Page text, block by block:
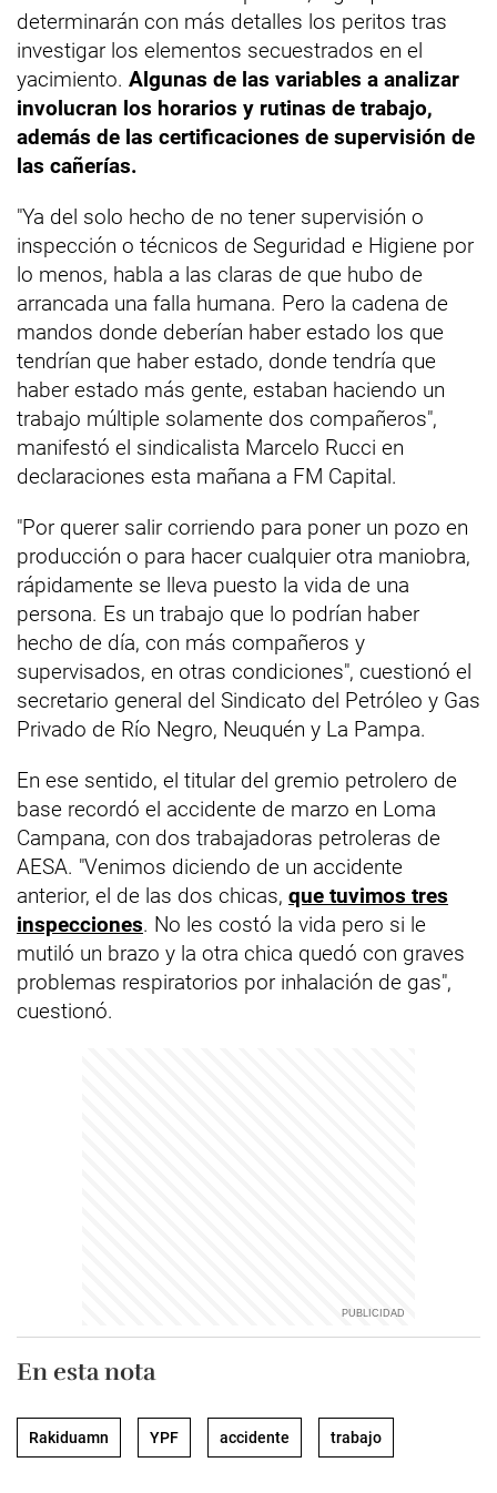
determinarán con más detalles los peritos tras
investigar los elementos secuestrados en el
yacimiento. Algunas de las variables a analizar
involucran los horarios y rutinas de trabajo,
además de las certificaciones de supervisión de
las cañerías.
"Ya del solo hecho de no tener supervisión o
inspección o técnicos de Seguridad e Higiene por
lo menos, habla a las claras de que hubo de
arrancada una falla humana. Pero la cadena de
mandos donde deberían haber estado los que
tendrían que haber estado, donde tendría que
haber estado más gente, estaban haciendo un
trabajo múltiple solamente dos compañeros",
manifestó el sindicalista Marcelo Rucci en
declaraciones esta mañana a FM Capital.
"Por querer salir corriendo para poner un pozo en
producción o para hacer cualquier otra maniobra,
rápidamente se lleva puesto la vida de una
persona. Es un trabajo que lo podrían haber
hecho de día, con más compañeros y
supervisados, en otras condiciones", cuestionó el
secretario general del Sindicato del Petróleo y Gas
Privado de Río Negro, Neuquén y La Pampa.
En ese sentido, el titular del gremio petrolero de
base recordó el accidente de marzo en Loma
Campana, con dos trabajadoras petroleras de
AESA. "Venimos diciendo de un accidente
anterior, el de las dos chicas, que tuvimos tres
inspecciones. No les costó la vida pero si le
mutiló un brazo y la otra chica quedó con graves
problemas respiratorios por inhalación de gas",
cuestionó.
En esta nota
Rakiduamn YPF accidente trabajo